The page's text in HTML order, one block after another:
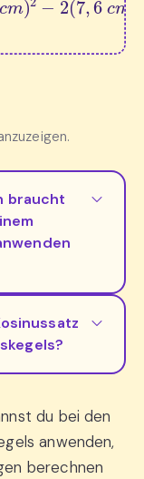
braucht
du bei den
anwenden,
berechnen